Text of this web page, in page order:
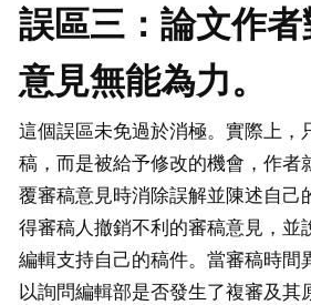
誤區三：論文作
意見無能為力。
這個誤區未免過於消極。實際上，
稿，而是被給予修改的機會，作者
覆審稿意見時消除誤解並陳述自己
得審稿人撤銷不利的審稿意見，並
編輯支持自己的稿件。當審稿時間
以詢問編輯部是否發生了複審及其